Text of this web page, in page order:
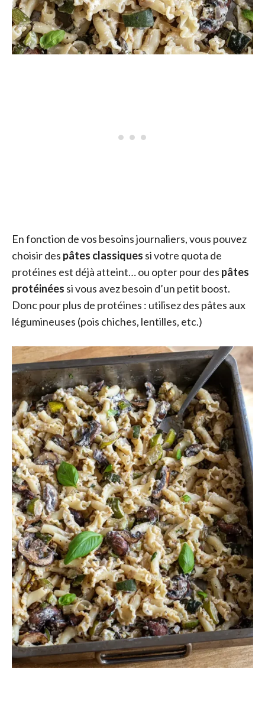
En fonction de vos besoins journaliers, vous pouvez
choisir des pâtes classiques si votre quota de
protéines est déjà atteint… ou opter pour des pâtes
protéinées si vous avez besoin d’un petit boost.
Donc pour plus de protéines : utilisez des pâtes aux
légumineuses (pois chiches, lentilles, etc.)